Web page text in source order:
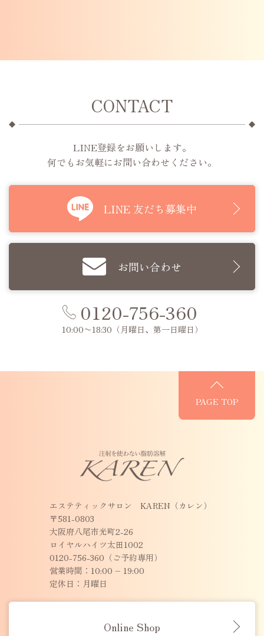
CONTACT
LINE登録をお願いします。
何でもお気軽にお問い合わせください。
LINE 友だち募集中
お問い合わせ
0120-756-360
10:00〜18:30 （月曜日、第一日曜日）
PAGE TOP
エステティックサロン KAREN（カレン）
〒581-0803
大阪府八尾市光町2-26
ロイヤルハイツ太田1002
0120-756-360（ご予約専用）
営業時間：10:00 – 19:00
定休日：月曜日
Online Shop